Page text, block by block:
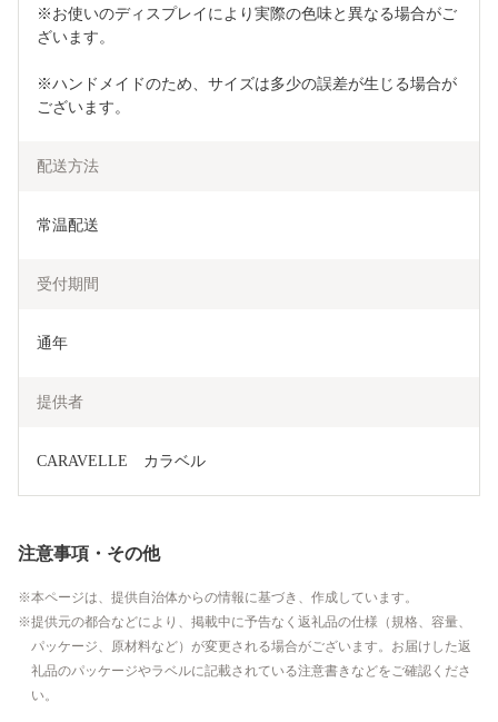
※お使いのディスプレイにより実際の色味と異なる場合がご
ざいます。
※ハンドメイドのため、サイズは多少の誤差が生じる場合が
ございます。
配送方法
常温配送
受付期間
通年
提供者
CARAVELLE　カラベル
注意事項・その他
本ページは、提供自治体からの情報に基づき、作成しています。
提供元の都合などにより、掲載中に予告なく返礼品の仕様（規格、容量、
パッケージ、原材料など）が変更される場合がございます。お届けした返
礼品のパッケージやラベルに記載されている注意書きなどをご確認くださ
い。